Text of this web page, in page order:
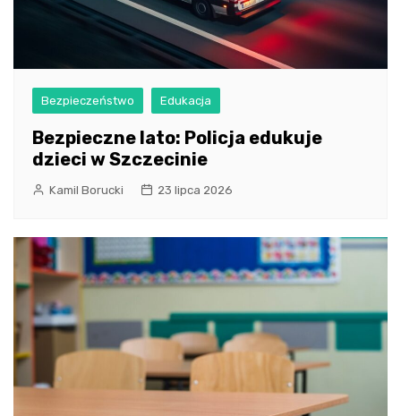
Bezpieczeństwo Edukacja
Bezpieczne lato: Policja edukuje
dzieci w Szczecinie
Kamil Borucki 23 lipca 2026